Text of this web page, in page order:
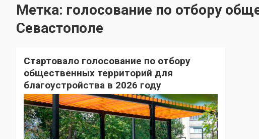
Метка: голосование по отбору
Севастополе
Стартовало голосование по отбору
общественных территорий для
благоустройства в 2026 году